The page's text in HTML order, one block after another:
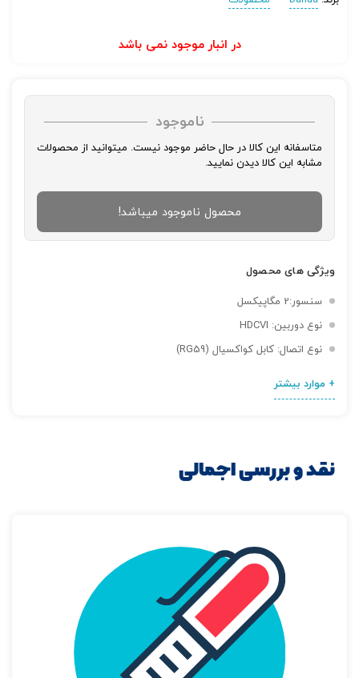
در انبار موجود نمی باشد
ناموجود
متاسفانه این کالا در حال حاضر موجود نیست. میتوانید از محصولات
مشابه این کالا دیدن نمایید.
محصول ناموجود میباشد!
ویژگی های محصول
سنسور:2 مگاپیکسل
نوع دوربین: HDCVI
نوع اتصال: کابل کواکسیال (RG59)
+ موارد بیشتر
نقد و بررسی اجمالی
تصاویر رسمی